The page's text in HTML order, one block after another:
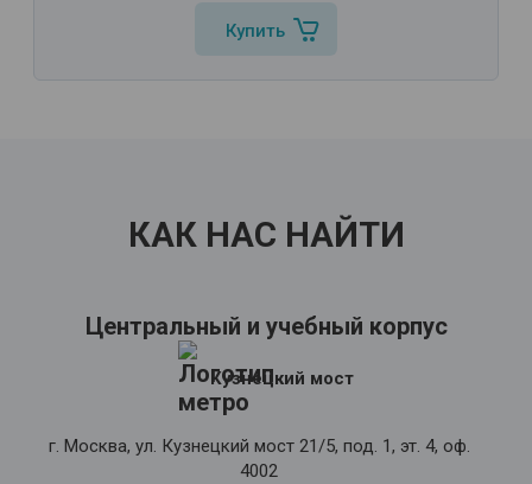
Купить
КАК НАС НАЙТИ
Центральный и учебный корпус
Кузнецкий мост
г. Москва, ул. Кузнецкий мост 21/5, под. 1, эт. 4, оф.
4002